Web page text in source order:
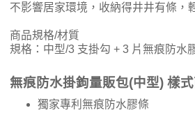
不影響居家環境，收納得井井有條，
商品規格/材質
規格：中型/3 支掛勾 + 3 片無痕防水
無痕防水掛鉤量販包(中型) 樣
獨家專利無痕防水膠條